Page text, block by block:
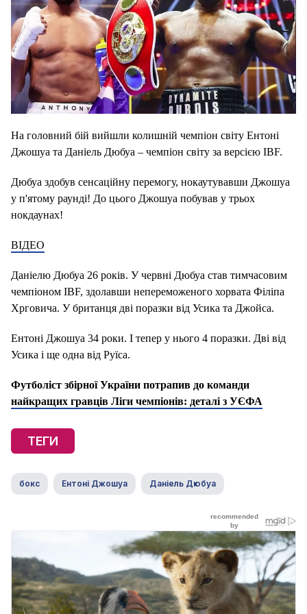
На головний бій вийшли колишній чемпіон світу Ентоні
Джошуа та Даніель Дюбуа – чемпіон світу за версією IBF.
Дюбуа здобув сенсаційну перемогу, нокаутувавши Джошуа
у п'ятому раунді! До цього Джошуа побував у трьох
нокдаунах!
ВІДЕО
Даніелю Дюбуа 26 років. У червні Дюбуа став тимчасовим
чемпіоном IBF, здолавши непереможеного хорвата Філіпа
Хрговича. У британця дві поразки від Усика та Джойса.
Ентоні Джошуа 34 роки. І тепер у нього 4 поразки. Дві від
Усика і ще одна від Руїса.
Футболіст збірної України потрапив до команди
найкращих гравців Ліги чемпіонів: деталі з УЄФА
ТЕГИ
бокс Ентоні Джошуа Даніель Дюбуа